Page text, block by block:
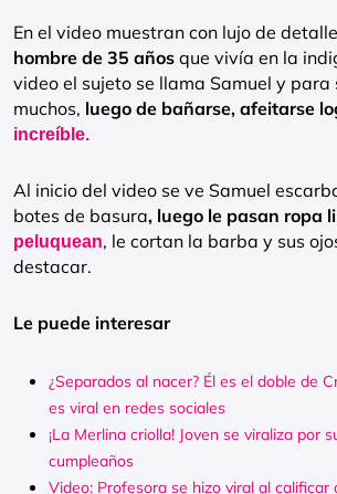
En el video muestran con lujo de
hombre de 35 años que vivía en la
video el sujeto se llama Samuel y para
muchos, luego de bañarse, afeitarse
increíble.
Al inicio del video se ve Samuel
botes de basura, luego le pasan ropa
peluquean, le cortan la barba y sus
destacar.
Le puede interesar
¿Separados al nacer? Él es el doble de
es viral en redes sociales
¡La Merlina criolla! Joven se viraliza por
cumpleaños
Video: Profesora se hizo viral al calificar